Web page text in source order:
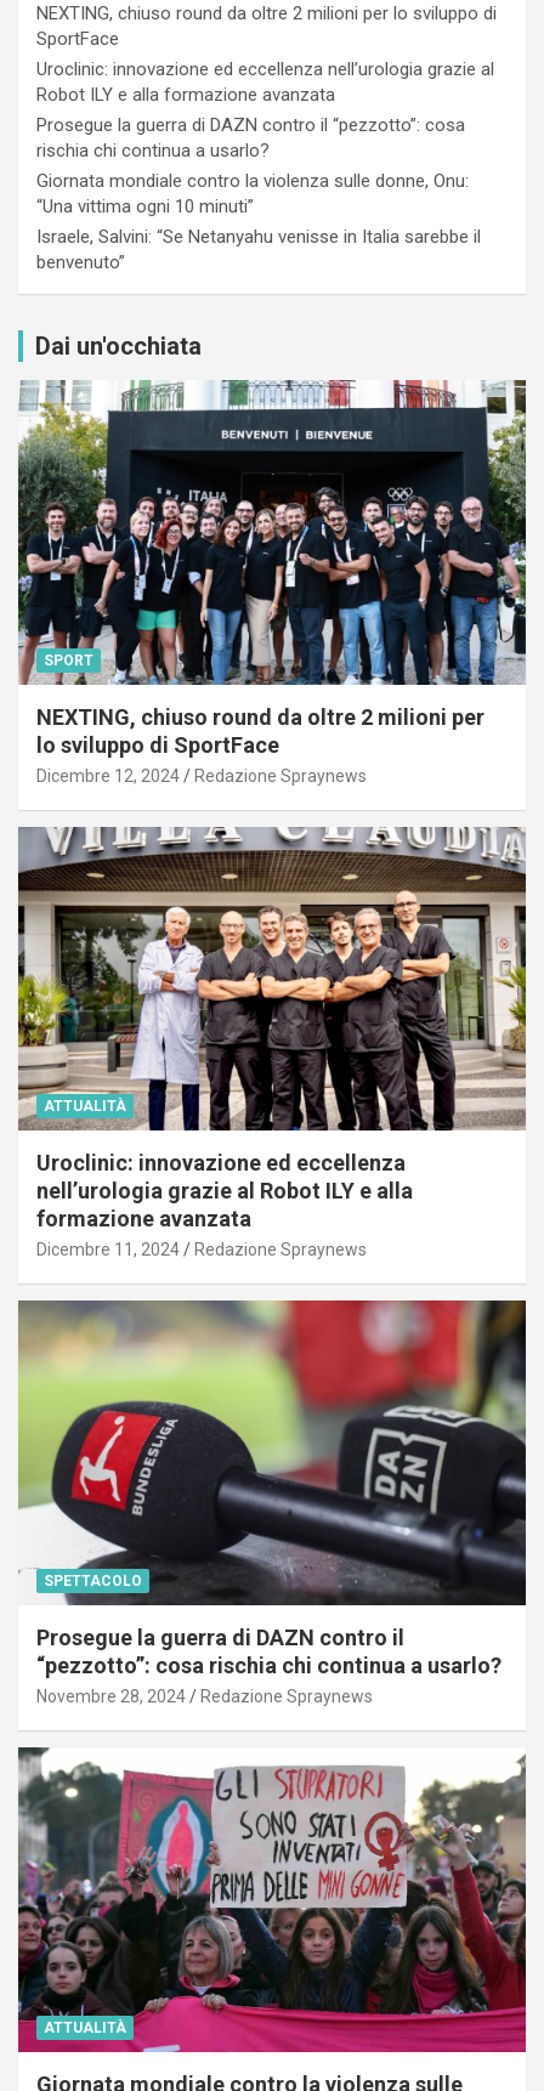
NEXTING, chiuso round da oltre 2 milioni per lo sviluppo di
SportFace
Uroclinic: innovazione ed eccellenza nell’urologia grazie al
Robot ILY e alla formazione avanzata
Prosegue la guerra di DAZN contro il “pezzotto”: cosa
rischia chi continua a usarlo?
Giornata mondiale contro la violenza sulle donne, Onu:
“Una vittima ogni 10 minuti”
Israele, Salvini: “Se Netanyahu venisse in Italia sarebbe il
benvenuto”
Dai un'occhiata
SPORT
NEXTING, chiuso round da oltre 2 milioni per
lo sviluppo di SportFace
Dicembre 12, 2024 Redazione Spraynews
ATTUALITÀ
Uroclinic: innovazione ed eccellenza
nell’urologia grazie al Robot ILY e alla
formazione avanzata
Dicembre 11, 2024 Redazione Spraynews
SPETTACOLO
Prosegue la guerra di DAZN contro il
“pezzotto”: cosa rischia chi continua a usarlo?
Novembre 28, 2024 Redazione Spraynews
ATTUALITÀ
Giornata mondiale contro la violenza sulle